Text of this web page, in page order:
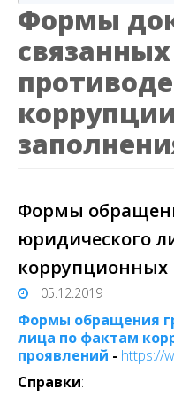
Формы
связанных
Формы
юридического
коррупционных
05.12.2019
Формы обращения
лица по фактам
проявлений - https://
Справки: